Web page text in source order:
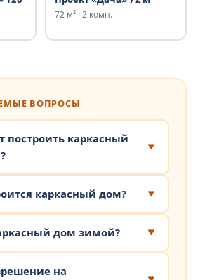
72 м² · 2 комн.
ВОПРОСЫ
построить каркасный
каркасный дом?
дом зимой?
на